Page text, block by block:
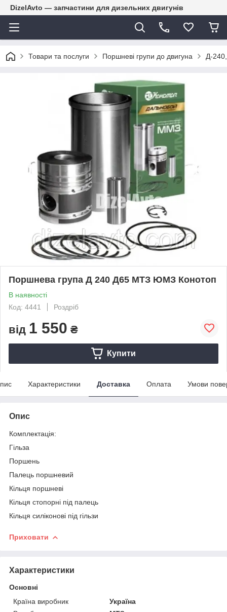
DizelAvto — запчастини для дизельних двигунів
Товари та послуги Поршневі групи до двигуна Д-
Поршнева група Д 240 Д65 МТЗ ЮМЗ Конотоп
В наявності
Код: 4441
Роздріб
від 1 550 ₴
Купити
Характеристики Доставка Оплата Умови
Опис
Комплектація:
Гільза
Поршень
Палець поршневий
Кільця поршневі
Кільця стопорні під палець
Кільця силіконові під гільзи
Приховати
Характеристики
Основні
Країна виробник
Україна